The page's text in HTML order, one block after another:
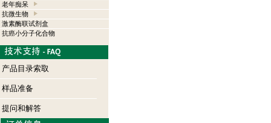
老年痴呆
抗微生物
激素酶联试剂盒
抗癌小分子化合物
产品目录索取
样品准备
提问和解答